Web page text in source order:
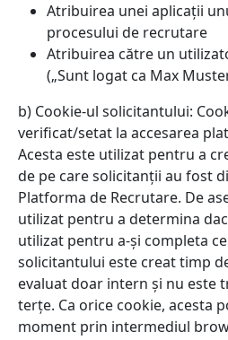
Atribuirea unei aplicații
procesului de recrutare
Atribuirea către un
(„Sunt logat ca Max
b) Cookie-ul solicitantului:
verificat/setat la accesarea
Acesta este utilizat pentru a
de pe care solicitanții au fost
Platforma de Recrutare. De
utilizat pentru a determina
utilizat pentru a-și completa
solicitantului este creat timp
evaluat doar intern și nu este
terțe. Ca orice cookie, acesta
moment prin intermediul